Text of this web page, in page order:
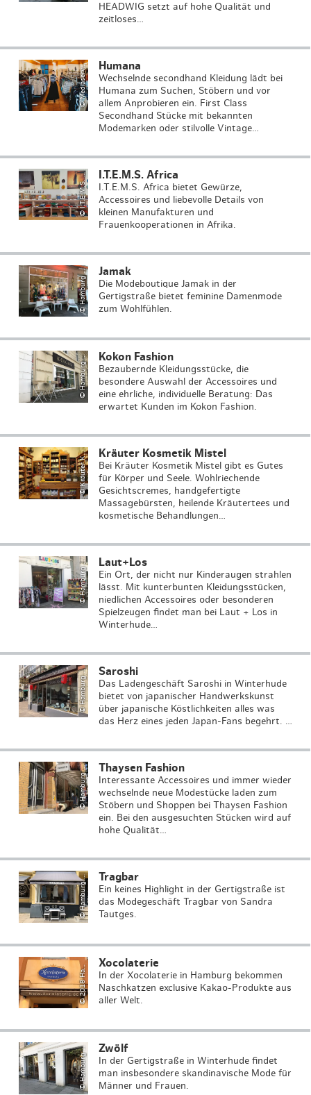
HEADWIG setzt auf hohe Qualität und
zeitloses…
©
M
e
di
a
s
e
r
v
e
r
/
D
o
u
bl
e
vi
si
o
n Humana
Wechselnde secondhand Kleidung lädt bei
Humana zum Suchen, Stöbern und vor
allem Anprobieren ein. First Class
Secondhand Stücke mit bekannten
Modemarken oder stilvolle Vintage…
©
I.
T
.
E
.
M
.
S
.
A
f
ri
c
a I.T.E.M.S. Africa
I.T.E.M.S. Africa bietet Gewürze,
Accessoires und liebevolle Details von
kleinen Manufakturen und
Frauenkooperationen in Afrika.
©
H
a
m
b
u
r
g
T
o
u
ri
s
m
u
s
G
m
b
H
/
A
n
tj
e
F
o
r
y
t
t
a Jamak
Die Modeboutique Jamak in der
Gertigstraße bietet feminine Damenmode
zum Wohlfühlen.
©
H
a
m
b
u
r
g
T
o
u
ri
s
m
u
s
G
m
b
H
/
A
n
tj
e
F
o
r
y
t
t
a Kokon Fashion
Bezaubernde Kleidungsstücke, die
besondere Auswahl der Accessoires und
eine ehrliche, individuelle Beratung: Das
erwartet Kunden im Kokon Fashion.
©
K
r
ä
u
t
e
r
K
o
s
m
e
ti
k
Mi
s
t
el Kräuter Kosmetik Mistel
Bei Kräuter Kosmetik Mistel gibt es Gutes
für Körper und Seele. Wohlriechende
Gesichtscremes, handgefertigte
Massagebürsten, heilende Kräutertees und
kosmetische Behandlungen…
©
H
a
m
b
u
r
g
T
o
u
ri
s
m
u
s
G
m
b
H
/
A
n
tj
e
F
o
r
y
t
t
a Laut+Los
Ein Ort, der nicht nur Kinderaugen strahlen
lässt. Mit kunterbunten Kleidungsstücken,
niedlichen Accessoires oder besonderen
Spielzeugen findet man bei Laut + Los in
Winterhude…
©
H
a
m
b
u
r
g
T
o
u
ri
s
m
u
s
G
m
b
H
/
A
n
tj
e
F
o
r
y
t
t
a Saroshi
Das Ladengeschäft Saroshi in Winterhude
bietet von japanischer Handwerkskunst
über japanische Köstlichkeiten alles was
das Herz eines jeden Japan-Fans begehrt. …
©
H
a
m
b
u
r
g
T
o
u
ri
s
m
u
s
G
m
b
H
/
A
n
tj
e
F
o
r
y
t
t
a Thaysen Fashion
Interessante Accessoires und immer wieder
wechselnde neue Modestücke laden zum
Stöbern und Shoppen bei Thaysen Fashion
ein. Bei den ausgesuchten Stücken wird auf
hohe Qualität…
©
H
a
m
b
u
r
g
T
o
u
ri
s
m
u
s
G
m
b
H
/
A
n
tj
e
F
o
r
y
t
t
a Tragbar
Ein keines Highlight in der Gertigstraße ist
das Modegeschäft Tragbar von Sandra
Tautges.
©
2
0
1
8
H
a
m
b
u
r
g
T
o
u
ri
s
m
u
s
G
m
b
H
J
o
h
a
n
n
a
Ni
c
k
el Xocolaterie
In der Xocolaterie in Hamburg bekommen
Naschkatzen exclusive Kakao-Produkte aus
aller Welt.
©
H
a
m
b
u
r
g
T
o
u
ri
s
m
u
s
G
m
b
H
/
A
n
tj
e
F
o
r
y
t
t
a Zwölf
In der Gertigstraße in Winterhude findet
man insbesondere skandinavische Mode für
Männer und Frauen.